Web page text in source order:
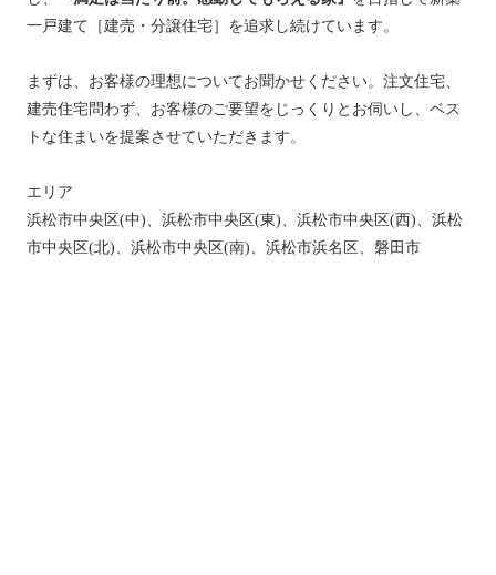
一戸建て［建売・分譲住宅］を追求し続けています。
まずは、お客様の理想についてお聞かせください。注文住宅、
建売住宅問わず、お客様のご要望をじっくりとお伺いし、ベス
トな住まいを提案させていただきます。
エリア
浜松市中央区(中)、浜松市中央区(東)、浜松市中央区(西)、浜松
市中央区(北)、浜松市中央区(南)、浜松市浜名区、磐田市